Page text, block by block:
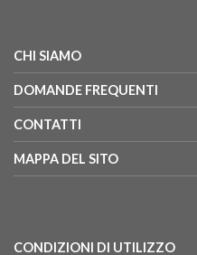
CHI SIAMO
DOMANDE FREQUENTI
CONTATTI
MAPPA DEL SITO
CONDIZIONI DI UTILIZZO